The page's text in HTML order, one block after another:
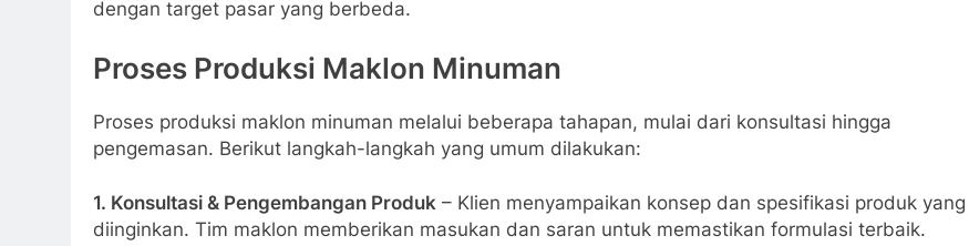
dengan target pasar yang berbeda.
Proses Produksi Maklon Minuman
Proses produksi maklon minuman melalui beberapa tahapan, mulai dari konsultasi hingga
pengemasan. Berikut langkah-langkah yang umum dilakukan:
1. Konsultasi & Pengembangan Produk – Klien menyampaikan konsep dan spesifikasi produk yang
diinginkan. Tim maklon memberikan masukan dan saran untuk memastikan formulasi terbaik.